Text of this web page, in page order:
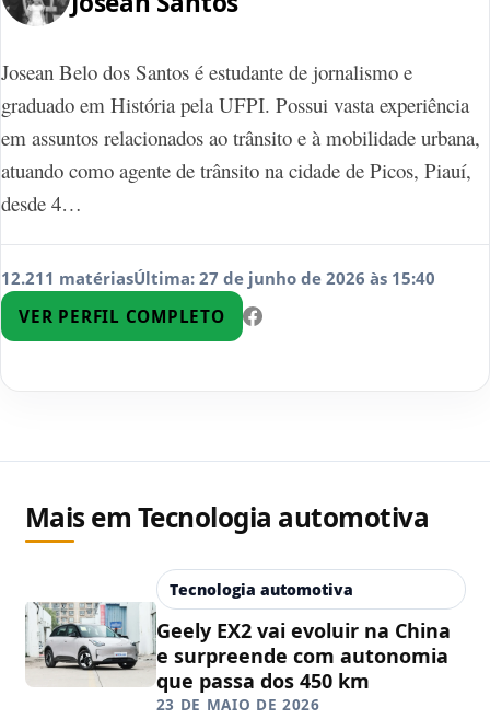
Josean Belo dos Santos é estudante de jornalismo e
graduado em História pela UFPI. Possui vasta experiência
em assuntos relacionados ao trânsito e à mobilidade urbana,
atuando como agente de trânsito na cidade de Picos, Piauí,
desde 4…
12.211 matériasÚltima: 27 de junho de 2026 às 15:40
VER PERFIL COMPLETO
Mais em Tecnologia automotiva
Tecnologia automotiva
Geely EX2 vai evoluir na China
e surpreende com autonomia
que passa dos 450 km
23 DE MAIO DE 2026